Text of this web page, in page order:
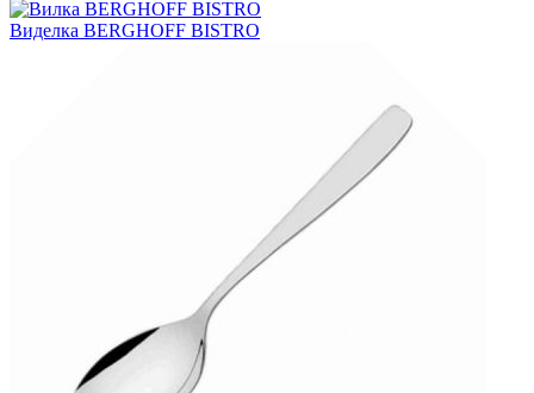
Виделка BERGHOFF BISTRO